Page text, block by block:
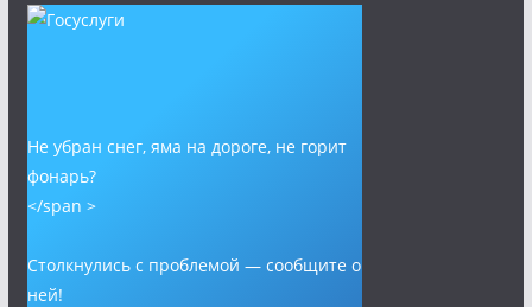
Не убран снег, яма на дороге, не горит
фонарь?
</span >
Столкнулись с проблемой — сообщите о
ней!